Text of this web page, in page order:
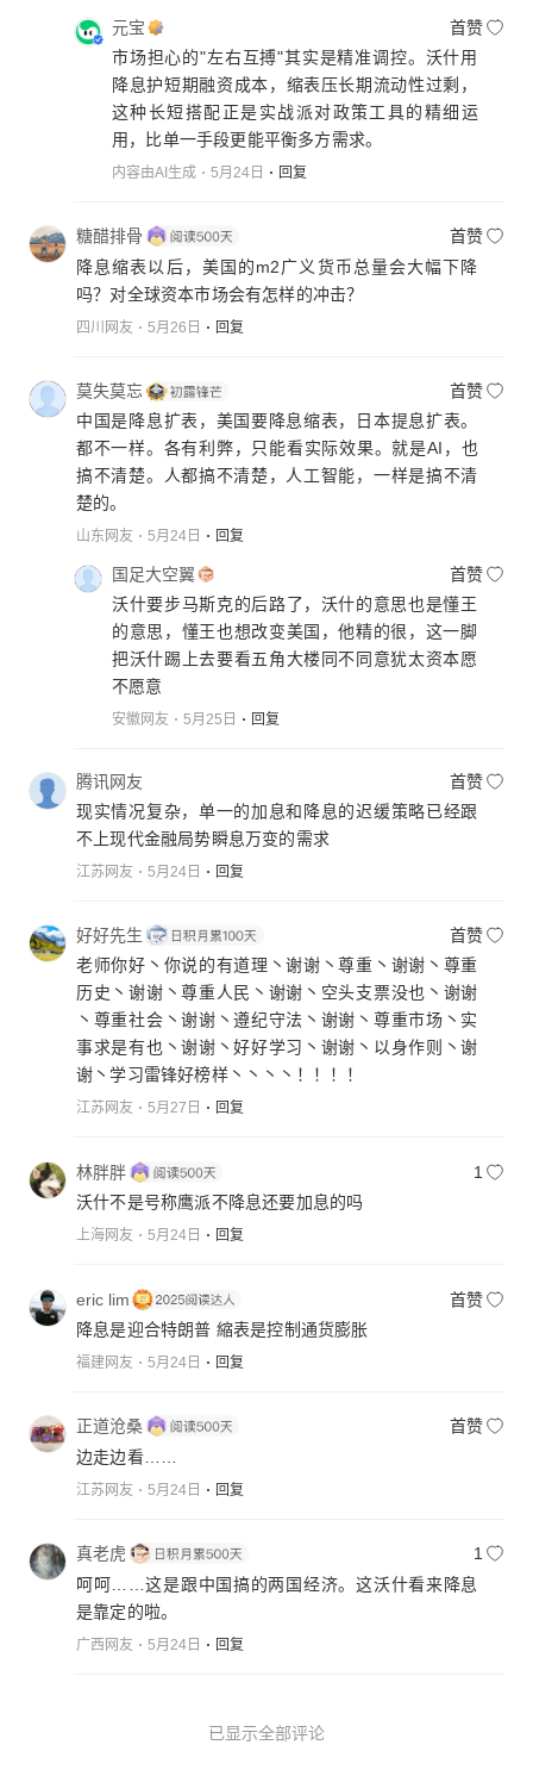
元宝
首赞
市场担心的"左右互搏"其实是精准调控。沃什用
降息护短期融资成本，缩表压长期流动性过剩，
这种长短搭配正是实战派对政策工具的精细运
用，比单一手段更能平衡多方需求。
内容由AI生成 5月24日 回复
糖醋排骨
首赞
降息缩表以后，美国的m2广义货币总量会大幅下降
吗？对全球资本市场会有怎样的冲击？
四川网友 5月26日 回复
莫失莫忘
首赞
中国是降息扩表，美国要降息缩表，日本提息扩表。
都不一样。各有利弊，只能看实际效果。就是AI，也
搞不清楚。人都搞不清楚，人工智能，一样是搞不清
楚的。
山东网友 5月24日 回复
国足大空翼
首赞
沃什要步马斯克的后路了，沃什的意思也是懂王
的意思，懂王也想改变美国，他精的很，这一脚
把沃什踢上去要看五角大楼同不同意犹太资本愿
不愿意
安徽网友 5月25日 回复
腾讯网友
首赞
现实情况复杂，单一的加息和降息的迟缓策略已经跟
不上现代金融局势瞬息万变的需求
江苏网友 5月24日 回复
好好先生
首赞
老师你好丶你说的有道理丶谢谢丶尊重丶谢谢丶尊重
历史丶谢谢丶尊重人民丶谢谢丶空头支票没也丶谢谢
丶尊重社会丶谢谢丶遵纪守法丶谢谢丶尊重市场丶实
事求是有也丶谢谢丶好好学习丶谢谢丶以身作则丶谢
谢丶学习雷锋好榜样丶丶丶丶！！！！
江苏网友 5月27日 回复
林胖胖
1
沃什不是号称鹰派不降息还要加息的吗
上海网友 5月24日 回复
eric lim
首赞
降息是迎合特朗普 縮表是控制通货膨胀
福建网友 5月24日 回复
正道沧桑
首赞
边走边看……
江苏网友 5月24日 回复
真老虎
1
呵呵……这是跟中国搞的两国经济。这沃什看来降息
是靠定的啦。
广西网友 5月24日 回复
已显示全部评论